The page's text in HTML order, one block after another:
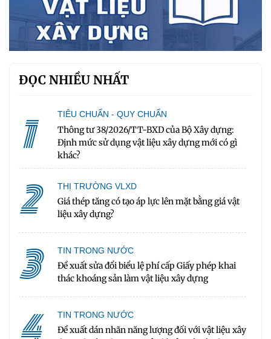
ĐỌC NHIỀU NHẤT
1 TIÊU CHUẨN - QUY CHUẨN
Thông tư 38/2026/TT-BXD của Bộ Xây dựng:
Định mức sử dụng vật liệu xây dựng mới có gì
khác?
2 THỊ TRƯỜNG VLXD
Giá thép tăng có tạo áp lực lên mặt bằng giá vật
liệu xây dựng?
3 TIN TRONG NƯỚC
Đề xuất sửa đổi biểu lệ phí cấp Giấy phép khai
thác khoáng sản làm vật liệu xây dựng
TIN TRONG NƯỚC
Đề xuất dán nhãn năng lượng đối với vật liệu xây